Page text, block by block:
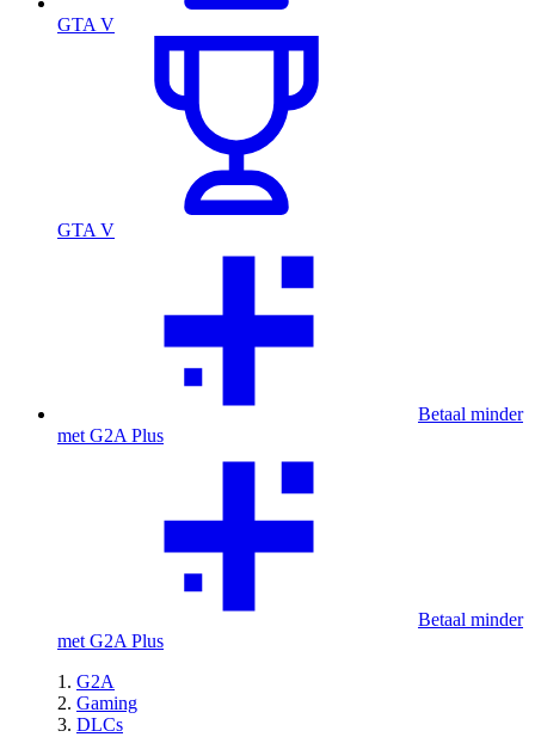
GTA V
GTA V
Betaal minder
met G2A Plus
Betaal minder
met G2A Plus
G2A
Gaming
DLCs